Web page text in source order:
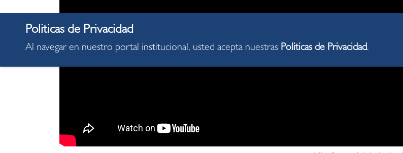
Al navegar en nuestro portal institucional, usted acepta nuestras Politicas de Privacidad.